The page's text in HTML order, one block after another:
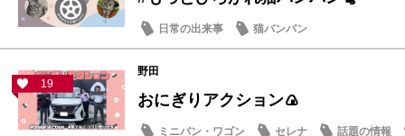
日常の出来事 猫バンバン
19
野田
おにぎりアクション🍙
ミニバン・ワゴン セレナ 話題の情報